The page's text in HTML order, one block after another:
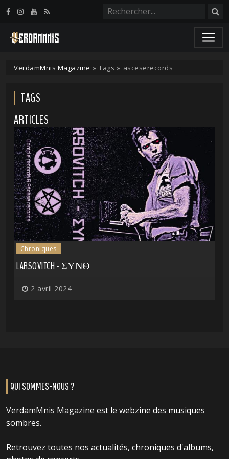
VerdamMnis Magazine » Tags » asceserecords
TAGS
ARTICLES
Chroniques
LARSOVITCH - ΣΥΝΘ
2 avril 2024
QUI SOMMES-NOUS ?
VerdamMnis Magazine est le webzine des musiques
sombres.
Retrouvez toutes nos actualités, chroniques d'albums,
Panneau de gestion des cookies